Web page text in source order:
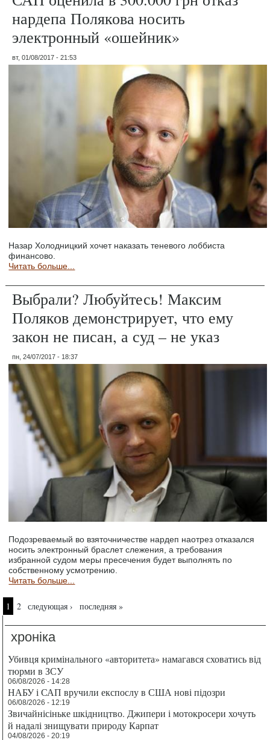
нардепа Полякова носить
электронный «ошейник»
вт, 01/08/2017 - 21:53
Назар Холодницкий хочет наказать теневого лоббиста
финансово.
Читать больше...
Выбрали? Любуйтесь! Максим
Поляков демонстрирует, что ему
закон не писан, а суд – не указ
пн, 24/07/2017 - 18:37
Подозреваемый во взяточничестве нардеп наотрез отказался
носить электронный браслет слежения, а требования
избранной судом меры пресечения будет выполнять по
собственному усмотрению.
Читать больше...
Страницы
1 2 следующая › последняя »
хроніка
Убивця кримінального «авторитета» намагався сховатись від
тюрми в ЗСУ
06/08/2026 - 14:28
НАБУ і САП вручили експослу в США нові підозри
06/08/2026 - 12:19
Звичайнісіньке шкідництво. Джипери і мотокросери хочуть
й надалі знищувати природу Карпат
04/08/2026 - 20:19